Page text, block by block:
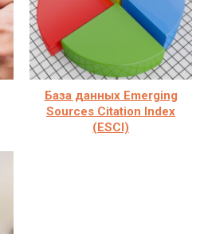
База данных Emerging
Sources Citation Index
(ESCI)